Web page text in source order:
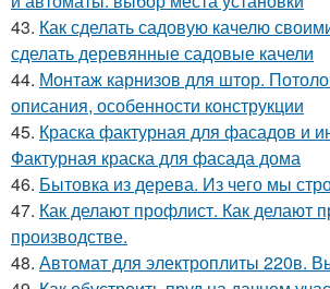
43. Как сделать садовую качелю
сделать деревянные садовые качели
44. Монтаж карнизов для штор.
описания, особенности конструкции
45. Краска фактурная для фасадов и
Фактурная краска для фасада дома
46. Бытовка из дерева. Из чего мы
47. Как делают профлист. Как делают
производстве.
48. Автомат для электроплиты 220в.